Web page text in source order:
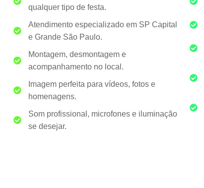
qualquer tipo de festa.
Atendimento especializado em SP Capital
e Grande São Paulo.
Montagem, desmontagem e
acompanhamento no local.
Imagem perfeita para vídeos, fotos e
homenagens.
Som profissional, microfones e iluminação
se desejar.